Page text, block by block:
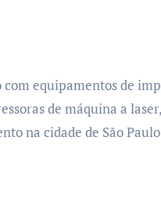
equipamentos de
de máquina a
na cidade de São Paulo